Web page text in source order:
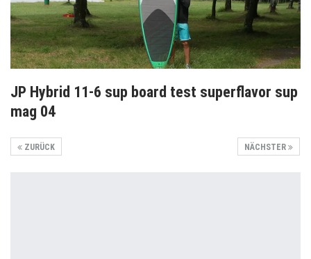
JP Hybrid 11-6 sup board test superflavor sup
mag 04
NÄCHSTER
ZURÜCK